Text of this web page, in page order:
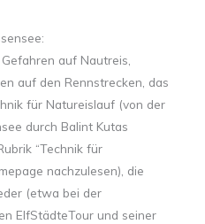
auf Nautreis,
auf den Rennstrecken, das
für Natureislauf (von der
durch Balint Kutas
“Technik für
nachzulesen), die
(etwa bei der
ElfStädteTour und seiner